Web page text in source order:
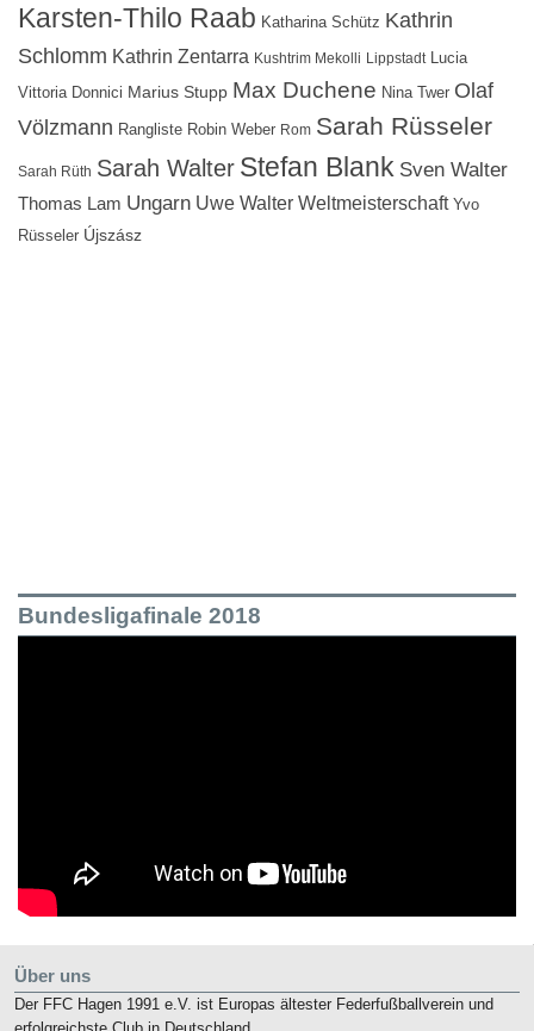
Karsten-Thilo Raab Katharina Schütz Kathrin
Schlomm Kathrin Zentarra Kushtrim Mekolli Lippstadt Lucia
Vittoria Donnici Marius Stupp Max Duchene Nina Twer Olaf
Völzmann Rangliste Robin Weber Rom Sarah Rüsseler
Sarah Rüth Sarah Walter Stefan Blank Sven Walter
Thomas Lam Ungarn Uwe Walter Weltmeisterschaft Yvo
Rüsseler Újszász
Bundesligafinale 2018
Über uns
Der FFC Hagen 1991 e.V. ist Europas ältester Federfußballverein und